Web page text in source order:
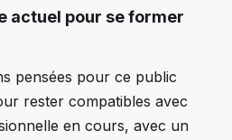
actuel pour se former
pensées pour ce public
rester compatibles avec
en cours, avec un